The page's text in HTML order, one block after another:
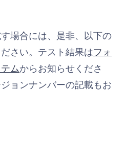
場合には、是非、以下の
さい。テスト結果はフォ
ムからお知らせくださ
ョンナンバーの記載もお